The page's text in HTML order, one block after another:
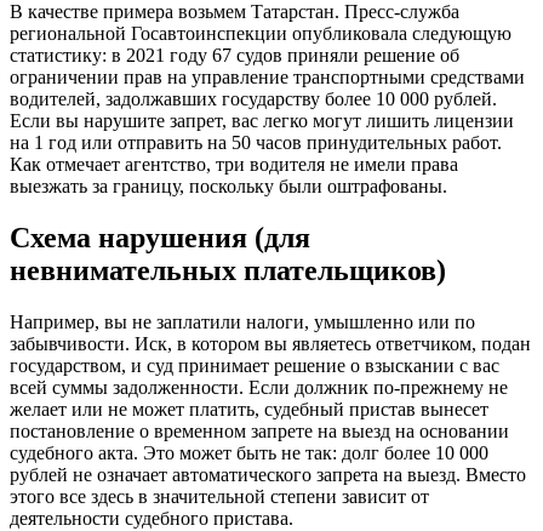
В качестве примера возьмем Татарстан. Пресс-служба
региональной Госавтоинспекции опубликовала следующую
статистику: в 2021 году 67 судов приняли решение об
ограничении прав на управление транспортными средствами
водителей, задолжавших государству более 10 000 рублей.
Если вы нарушите запрет, вас легко могут лишить лицензии
на 1 год или отправить на 50 часов принудительных работ.
Как отмечает агентство, три водителя не имели права
выезжать за границу, поскольку были оштрафованы.
Схема нарушения (для
невнимательных плательщиков)
Например, вы не заплатили налоги, умышленно или по
забывчивости. Иск, в котором вы являетесь ответчиком, подан
государством, и суд принимает решение о взыскании с вас
всей суммы задолженности. Если должник по-прежнему не
желает или не может платить, судебный пристав вынесет
постановление о временном запрете на выезд на основании
судебного акта. Это может быть не так: долг более 10 000
рублей не означает автоматического запрета на выезд. Вместо
этого все здесь в значительной степени зависит от
деятельности судебного пристава.